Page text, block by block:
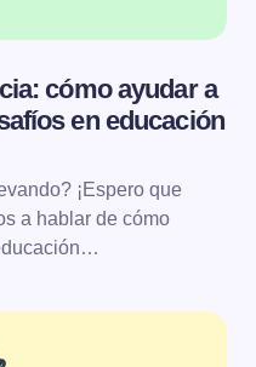
cómo ayudar a
en educación
¡Espero que
a hablar de cómo